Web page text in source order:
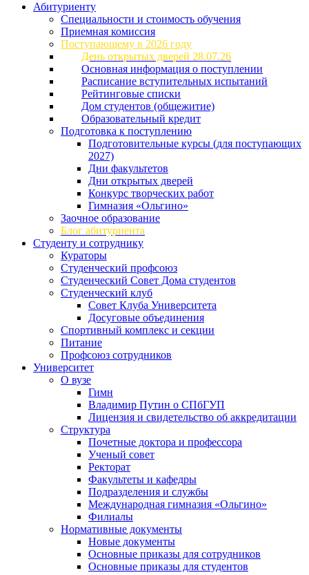
Абитуриенту
Специальности и стоимость обучения
Приемная комиссия
Поступающему в 2026 году
День открытых дверей 28.07.26
Основная информация о поступлении
Расписание вступительных испытаний
Рейтинговые списки
Дом студентов (общежитие)
Образовательный кредит
Подготовка к поступлению
Подготовительные курсы (для поступающих
2027)
Дни факультетов
Дни открытых дверей
Конкурс творческих работ
Гимназия «Ольгино»
Заочное образование
Блог абитуриента
Студенту и сотруднику
Кураторы
Студенческий профсоюз
Студенческий Совет Дома студентов
Студенческий клуб
Совет Клуба Университета
Досуговые объединения
Спортивный комплекс и секции
Питание
Профсоюз сотрудников
Университет
О вузе
Гимн
Владимир Путин о СПбГУП
Лицензия и свидетельство об аккредитации
Структура
Почетные доктора и профессора
Ученый совет
Ректорат
Факультеты и кафедры
Подразделения и службы
Международная гимназия «Ольгино»
Филиалы
Нормативные документы
Новые документы
Основные приказы для сотрудников
Основные приказы для студентов